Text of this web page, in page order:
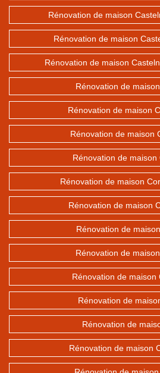
Rénovation de maison
Rénovation de maison
Rénovation de maison
Rénovation de
Rénovation de maison
Rénovation de maison
Rénovation de maison
Rénovation de maison
Rénovation de maison
Rénovation de
Rénovation de
Rénovation de maison
Rénovation de
Rénovation de
Rénovation de maison